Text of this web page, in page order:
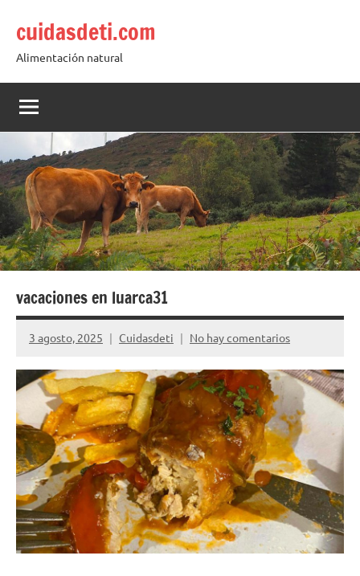
contenido
cuidasdeti.com
Alimentación natural
vacaciones en luarca31
3 agosto, 2025 Cuidasdeti No hay comentarios